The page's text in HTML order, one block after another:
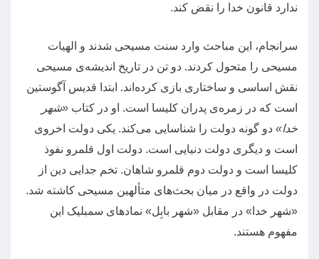
ندارد قانون خدا را نقض کند.
سرانجام، این مباحث وارد سنت مسیحی شدند و الهیات
مسیحی را متحول کردند. دو تن در تاریخ اندیشه‌ی مسیحی
نقش اساسی و ساختاری بازی کرده‌اند. ابتدا قدیس آگوستین
است که در زمره‌ی پدران کلیسا است. او در کتاب «شهر
خدا» دو گونه دولت را شناسایی می‌کند. یکی دولت اخروی
است و دیگری دولت دنیایی است. دولت اول قلمرو نفوذ
کلیسا است و دولت دوم قلمرو شاهان. تخم جدایی دین از
دولت در واقع در میان بحث‌های متألهین مسیحی کاشته شد.
«شهر خدا » در مقابل «شهر بابِل» نمادهای سمبلیک این
مفهوم هستند.